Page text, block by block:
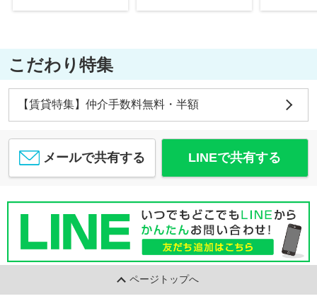
こだわり特集
【賃貸特集】仲介手数料無料・半額
メールで共有する LINEで共有する
ページトップへ